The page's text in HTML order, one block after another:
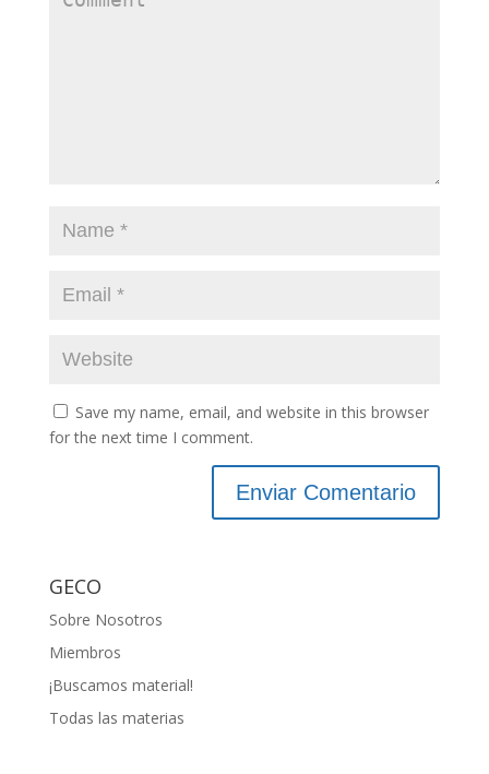
Save my name, email, and website in this browser
for the next time I comment.
GECO
Sobre Nosotros
Miembros
¡Buscamos material!
Todas las materias